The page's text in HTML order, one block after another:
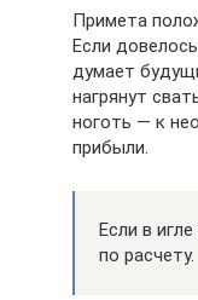
Примета
Если
думает
нагрянут
ноготь — к
прибыли.
Если в
по расчету.